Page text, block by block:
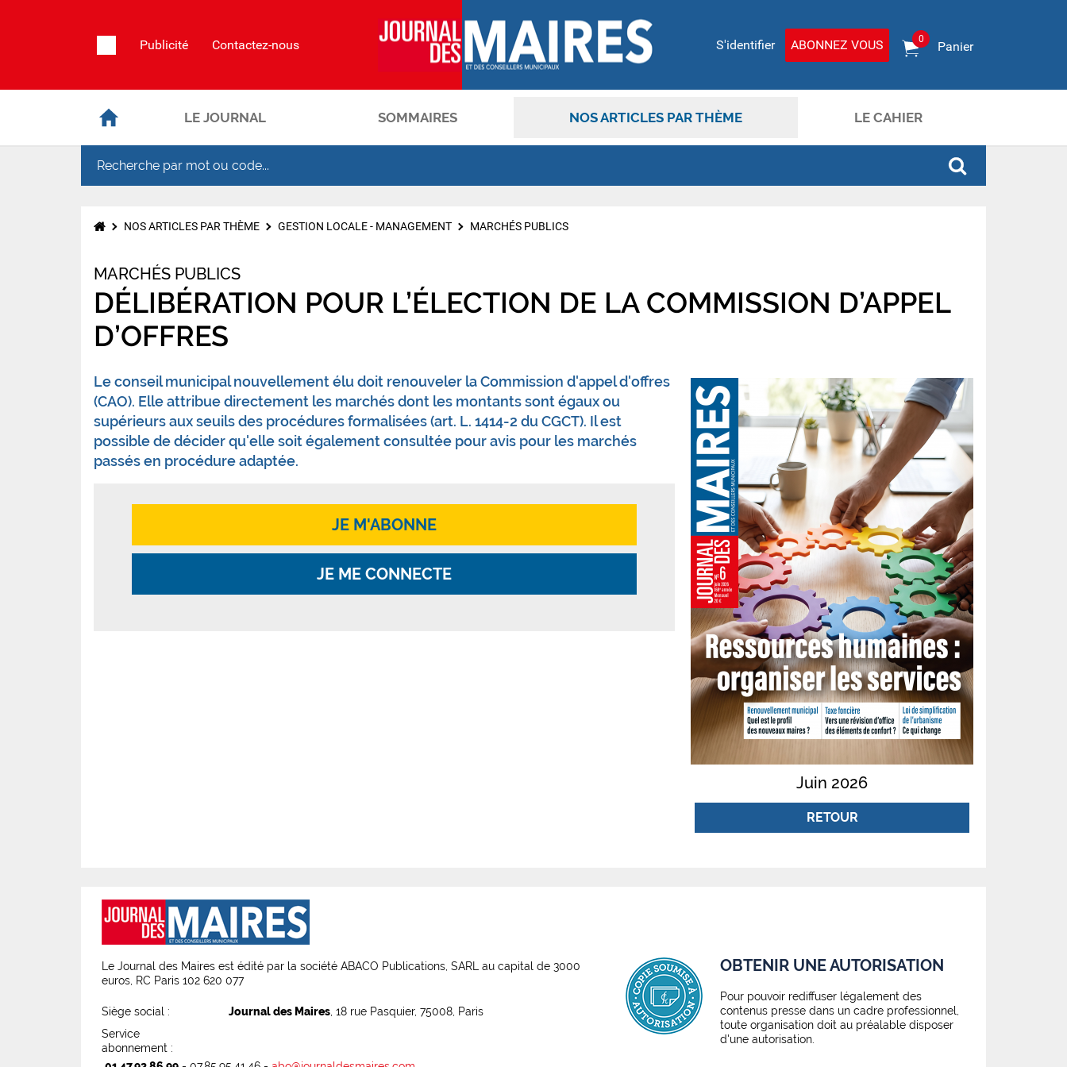
Publicité Contactez-nous S'identifier ABONNEZ VOUS Panier
0
LE JOURNAL SOMMAIRES NOS ARTICLES PAR THÈME LE CAHIER
NOS ARTICLES PAR THÈME GESTION LOCALE - MANAGEMENT MARCHÉS PUBLICS
MARCHÉS PUBLICS
DÉLIBÉRATION POUR L’ÉLECTION DE LA COMMISSION D’APPEL
D’OFFRES
Le conseil municipal nouvellement élu doit renouveler la Commission d'appel d'offres
(CAO). Elle attribue directement les marchés dont les montants sont égaux ou
supérieurs aux seuils des procédures formalisées (art. L. 1414-2 du CGCT). Il est
possible de décider qu'elle soit également consultée pour avis pour les marchés
passés en procédure adaptée.
JE M'ABONNE
JE ME CONNECTE
Juin 2026
RETOUR
Le Journal des Maires est édité par la société ABACO Publications, SARL au capital de 3000
euros, RC Paris 102 620 077
Siège social : Journal des Maires, 18 rue Pasquier, 75008, Paris
Service
abonnement :
OBTENIR UNE AUTORISATION
Pour pouvoir rediffuser légalement des
contenus presse dans un cadre professionnel,
toute organisation doit au préalable disposer
d'une autorisation.